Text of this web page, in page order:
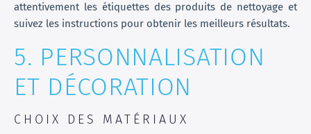
attentivement les étiquettes des produits de nettoyage et
suivez les instructions pour obtenir les meilleurs résultats.
5. PERSONNALISATION
ET DÉCORATION
CHOIX DES MATÉRIAUX